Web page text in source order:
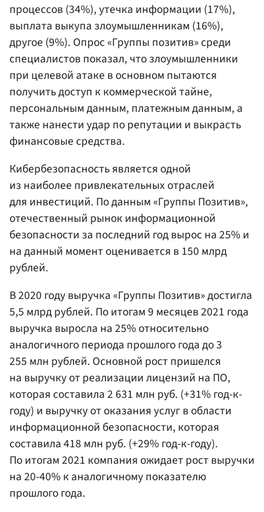
процессов (34%), утечка информации (17%),
выплата выкупа злоумышленникам (16%),
другое (9%). Опрос «Группы позитив» среди
специалистов показал, что злоумышленники
при целевой атаке в основном пытаются
получить доступ к коммерческой тайне,
персональным данным, платежным данным, а
также нанести удар по репутации и выкрасть
финансовые средства.
Кибербезопасность является одной
из наиболее привлекательных отраслей
для инвестиций. По данным «Группы Позитив»,
отечественный рынок информационной
безопасности за последний год вырос на 25% и
на данный момент оценивается в 150 млрд
рублей.
В 2020 году выручка «Группы Позитив» достигла
5,5 млрд рублей. По итогам 9 месяцев 2021 года
выручка выросла на 25% относительно
аналогичного периода прошлого года до 3
255 млн рублей. Основной рост пришелся
на выручку от реализации лицензий на ПО,
которая составила 2 631 млн руб. (+31% год-к-
году) и выручку от оказания услуг в области
информационной безопасности, которая
составила 418 млн руб. (+29% год-к-году).
По итогам 2021 компания ожидает рост выручки
на 20-40% к аналогичному показателю
прошлого года.